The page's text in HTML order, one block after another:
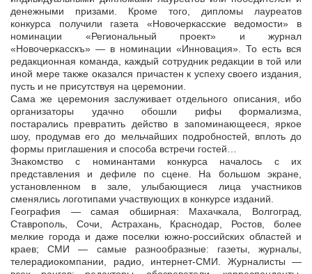
денежными призами. Кроме того, дипломы лауреатов
конкурса получили газета «Новочеркасские ведомости» в
номинации «Региональный проект» и журнал
«Новочеркасскъ» — в номинации «Инновация». То есть вся
редакционная команда, каждый сотрудник редакции в той или
иной мере также оказался причастен к успеху своего издания,
пусть и не присутствуя на церемонии.
Сама же церемония заслуживает отдельного описания, ибо
организаторы удачно обошли рифы формализма,
постарались превратить действо в запоминающееся, яркое
шоу, продумав его до мельчайших подробностей, вплоть до
формы приглашения и способа встречи гостей…
Знакомство с номинантами конкурса началось с их
представления и дефиле по сцене. На большом экране,
установленном в зале, улыбающиеся лица участников
сменялись логотипами участвующих в конкурсе изданий.
География — самая обширная: Махачкала, Волгоград,
Ставрополь, Сочи, Астрахань, Краснодар, Ростов, более
мелкие города и даже поселки южно-российских областей и
краев; СМИ — самые разнообразные: газеты, журналы,
телерадиокомпании, радио, интернет-СМИ. Журналисты —